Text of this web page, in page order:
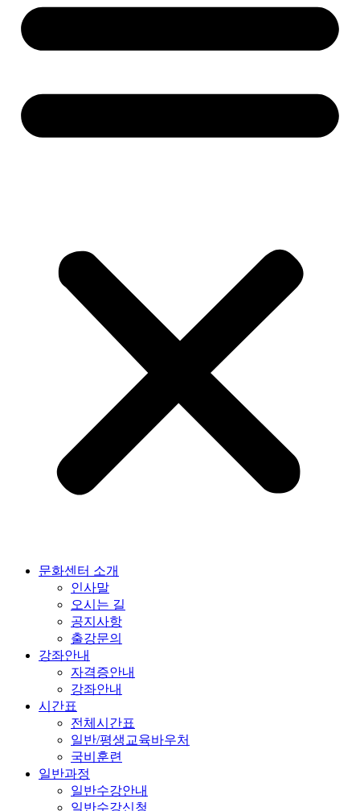
문화센터 소개
인사말
오시는 길
공지사항
출강문의
강좌안내
자격증안내
강좌안내
시간표
전체시간표
일반/평생교육바우처
국비훈련
일반과정
일반수강안내
일반수강신청